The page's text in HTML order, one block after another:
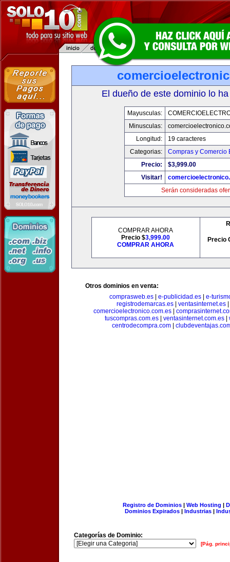
El dueño de este dominio lo
Mayusculas:
Minusculas:
Longitud:
19 caracteres
Categorias:
Compras y Comercio
Precio:
$3,999.00
Visitar!
Serán consideradas
COMPRAR AHORA
Precio $3,999.00
COMPRAR AHORA
Precio
Otros dominios en venta:
comprasweb.es
e-publicidad.es
e-
registrodemarcas.es| ventasinternet.es|
comercioelectronico.com.es
tuscompras.com.es| ventasinternet.com.es|
centrodecompra.com
Registro de Dominios| Web Hosting |
Dominios Expirados | Industrias |
Categorías de Dominio:
[Pág.